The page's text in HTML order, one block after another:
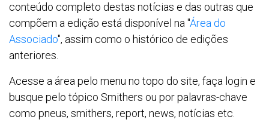
conteúdo completo destas notícias e das outras que
compõem a edição está disponível na "Área do
Associado", assim como o histórico de edições
anteriores.
Acesse a área pelo menu no topo do site, faça login e
busque pelo tópico Smithers ou por palavras-chave
como pneus, smithers, report, news, notícias etc.